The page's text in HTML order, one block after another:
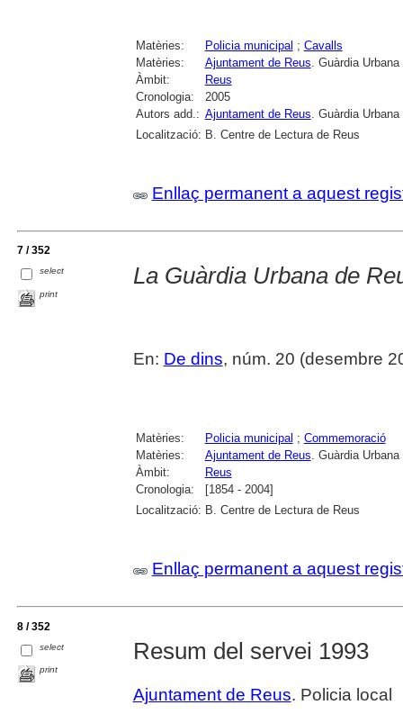
Matèries: Policia municipal ; Cavalls
Matèries:
Ajuntament de Reus . Guàrdia Urbana
Àmbit:
Reus
Cronologia:
2005
Autors add.: Ajuntament de Reus . Guàrdia Urbana
Localització: B. Centre de Lectura de Reus
Enllaç permanent a aquest
7 / 352
select
print
La Guàrdia Urbana de
En: De dins, núm. 20 (desembre
Matèries: Policia municipal ; Commemoració
Matèries:
Ajuntament de Reus . Guàrdia Urbana
Àmbit:
Reus
Cronologia:
[1854 - 2004]
Localització: B. Centre de Lectura de Reus
Enllaç permanent a aquest
8 / 352
select
print
Resum del servei 1993
Ajuntament de Reus. Policia local